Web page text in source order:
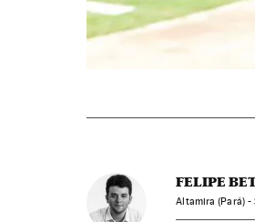
FELIPE
Altamira (Pará) -